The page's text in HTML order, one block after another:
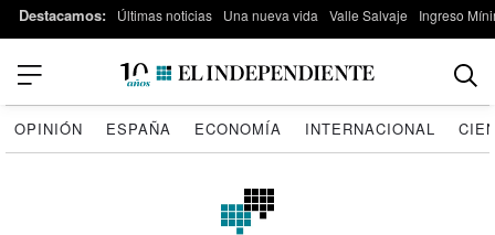
Destacamos: Últimas noticias Una nueva vida Valle Salvaje Ingreso
OPINIÓN ESPAÑA ECONOMÍA INTERNACIONAL